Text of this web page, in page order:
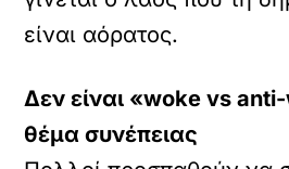
είναι αόρατος.
Δεν είναι «woke vs
θέμα συνέπειας